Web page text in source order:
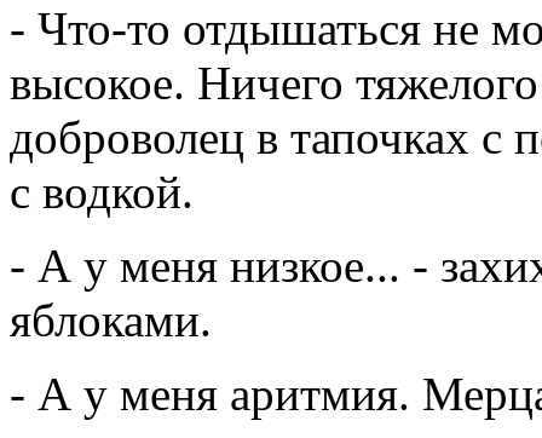
- Что-то отдышаться не
высокое. Ничего
доброволец в тапочках
с водкой.
- А у меня низкое... -
яблоками.
- А у меня аритмия.